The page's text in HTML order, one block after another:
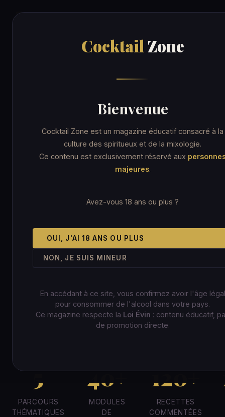
Cocktail Zone
Bienvenue
Cocktail Zone est un magazine éducatif consacré à la
culture des spiritueux et de la mixologie.
Ce contenu est exclusivement réservé aux
majeures.
Avez-vous 18 ans ou plus ?
OUI, J'AI 18 ANS OU PLUS
NON, JE SUIS MINEUR
En accédant à ce site, vous confirmez avoir l'âge légal
pour consommer de l'alcool dans votre pays.
Ce magazine respecte la Loi Évin : contenu éducatif,
de promotion directe.
CocktailZone
CocktailZone
Academy
De votre premier Gin Tonic aux créations
en français, pour maîtriser la mixologie à votre
CHOISIR MON PARCOURS
5
PARCOURS
THÉMATIQUES
40+
MODULES
DE
120+
RECETTES
COMMENTÉES